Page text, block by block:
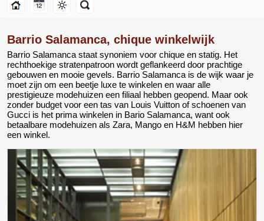
Barrio Salamanca, chique winkelwijk
Barrio Salamanca staat synoniem voor chique en statig. Het
rechthoekige stratenpatroon wordt geflankeerd door prachtige
gebouwen en mooie gevels. Barrio Salamanca is de wijk waar je
moet zijn om een beetje luxe te winkelen en waar alle
prestigieuze modehuizen een filiaal hebben geopend. Maar ook
zonder budget voor een tas van Louis Vuitton of schoenen van
Gucci is het prima winkelen in Bario Salamanca, want ook
betaalbare modehuizen als Zara, Mango en H&M hebben hier
een winkel.